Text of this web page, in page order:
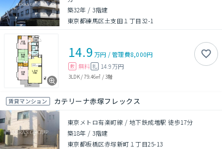
築32年 / 3階建
東京都練馬区土支田１丁目32-1
14.9 万円 /管理費8,000円
敷 無料 礼 14.9万円
3LDK/79.46㎡ /3階
賃貸マンション カテリーナ赤塚フレックス
東京メトロ有楽町線 / 地下鉄成増駅 徒歩17分
築18年 / 3階建
東京都板橋区赤塚新町１丁目25-13